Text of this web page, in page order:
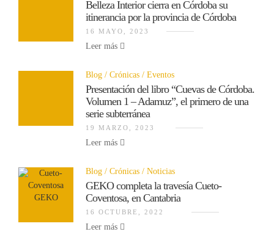
Belleza Interior cierra en Córdoba su
itinerancia por la provincia de Córdoba
16 MAYO, 2023
Leer más
Blog Crónicas Eventos
Presentación del libro “Cuevas de Córdoba.
Volumen 1 – Adamuz”, el primero de una
serie subterránea
19 MARZO, 2023
Leer más
Blog Crónicas Noticias
GEKO completa la travesía Cueto-
Coventosa, en Cantabria
16 OCTUBRE, 2022
Leer más